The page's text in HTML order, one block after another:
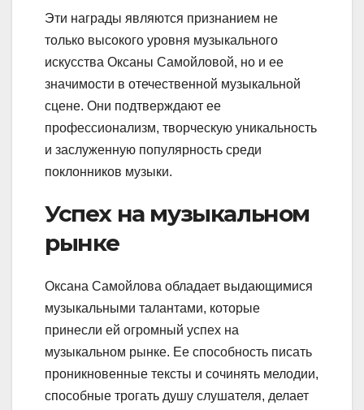
Эти награды являются признанием не
только высокого уровня музыкального
искусства Оксаны Самойловой, но и ее
значимости в отечественной музыкальной
сцене. Они подтверждают ее
профессионализм, творческую уникальность
и заслуженную популярность среди
поклонников музыки.
Успех на музыкальном
рынке
Оксана Самойлова обладает выдающимися
музыкальными талантами, которые
принесли ей огромный успех на
музыкальном рынке. Ее способность писать
проникновенные тексты и сочинять мелодии,
способные трогать душу слушателя, делает